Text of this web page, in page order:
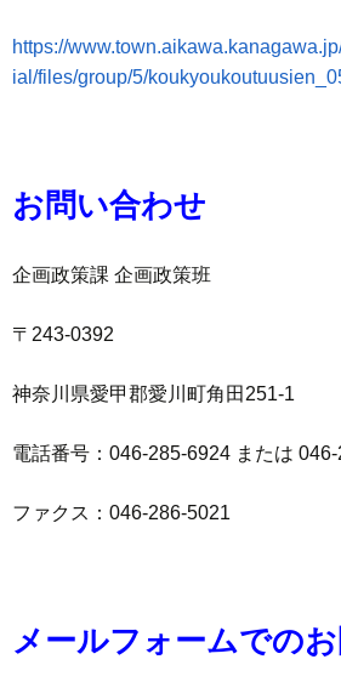
https://
ial/files/group/5/
お問い合わせ
企画政策課 企画政策班
〒243-0392
神奈川県愛甲郡愛川町角田251-1
電話番号：046-285-6924 または
ファクス：046-286-5021
メールフォームでの